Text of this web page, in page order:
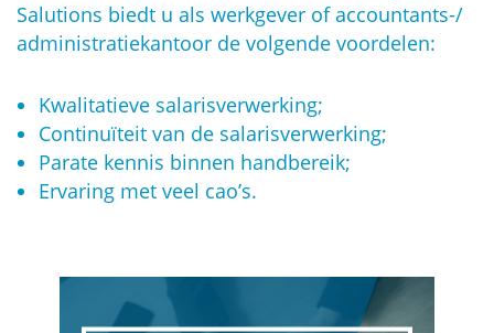
Salutions biedt u als werkgever of accountants-/
administratiekantoor de volgende voordelen:
Kwalitatieve salarisverwerking;
Continuïteit van de salarisverwerking;
Parate kennis binnen handbereik;
Ervaring met veel cao’s.